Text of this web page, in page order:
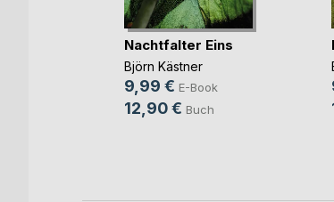
Nachtfalter Eins
Björn Kästner
9,99 € E-Book
12,90 € Buch